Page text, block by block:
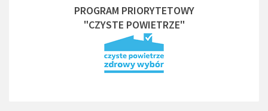
PROGRAM PRIORYTETOWY
"CZYSTE POWIETRZE"